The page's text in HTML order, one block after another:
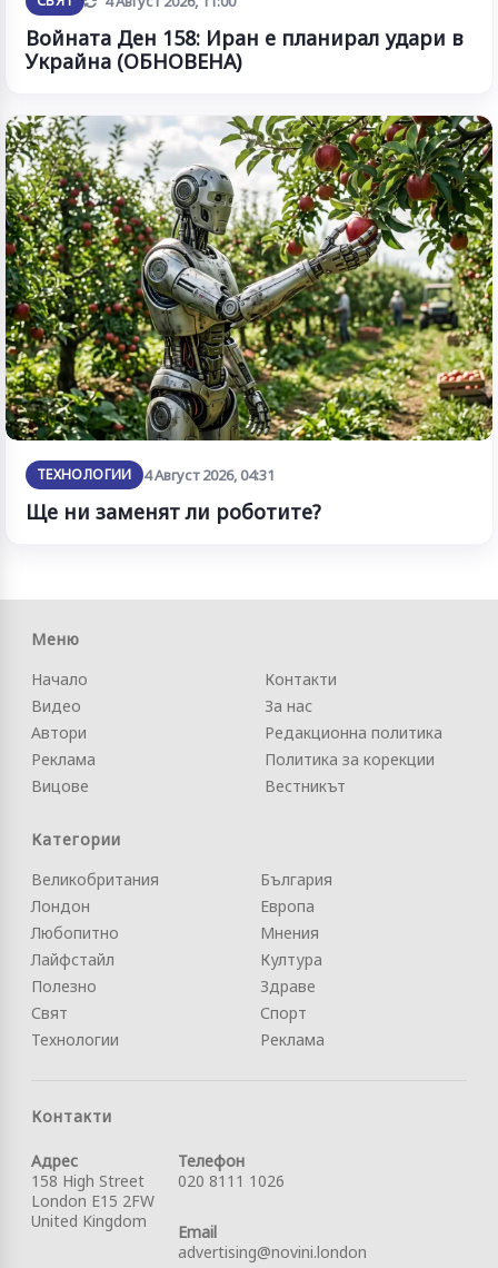
Войната Ден 158: Иран е планирал удари в
Украйна (ОБНОВЕНА)
ТЕХНОЛОГИИ 4 Август 2026, 04:31
Ще ни заменят ли роботите?
Меню
Начало
Видео
Автори
Реклама
Вицове
Контакти
За нас
Редакционна политика
Политика за корекции
Вестникът
Категории
Великобритания
Лондон
Любопитно
Лайфстайл
Полезно
Свят
Технологии
България
Европа
Мнения
Култура
Здраве
Спорт
Реклама
Контакти
Адрес
158 High Street
London E15 2FW
United Kingdom
Телефон
020 8111 1026
Email
advertising@novini.london